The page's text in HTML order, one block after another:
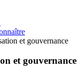
et gouvernance
et gouvernance